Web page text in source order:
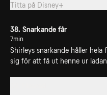
Titta på Disney+
38. Snarkande får
7min
Shirleys snarkande håller hela
sig för att få ut henne ur